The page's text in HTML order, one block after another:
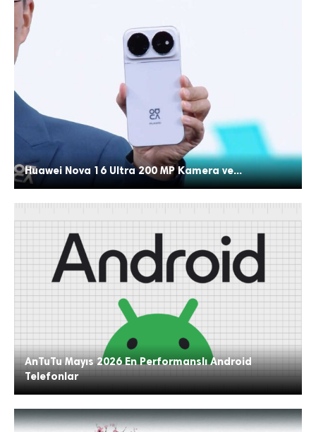
Huawei Nova 16 Ultra 200 MP Kamera ve...
AnTuTu Mayıs 2026 En Performanslı Android
Telefonlar